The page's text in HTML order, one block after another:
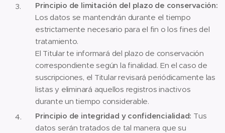
Principio de limitación del plazo de conservación:
Los datos se mantendrán durante el tiempo
estrictamente necesario para el fin o los fines del
tratamiento.
El Titular te informará del plazo de conservación
correspondiente según la finalidad. En el caso de
suscripciones, el Titular revisará periódicamente las
listas y eliminará aquellos registros inactivos
durante un tiempo considerable.
Principio de integridad y confidencialidad: Tus
datos serán tratados de tal manera que su